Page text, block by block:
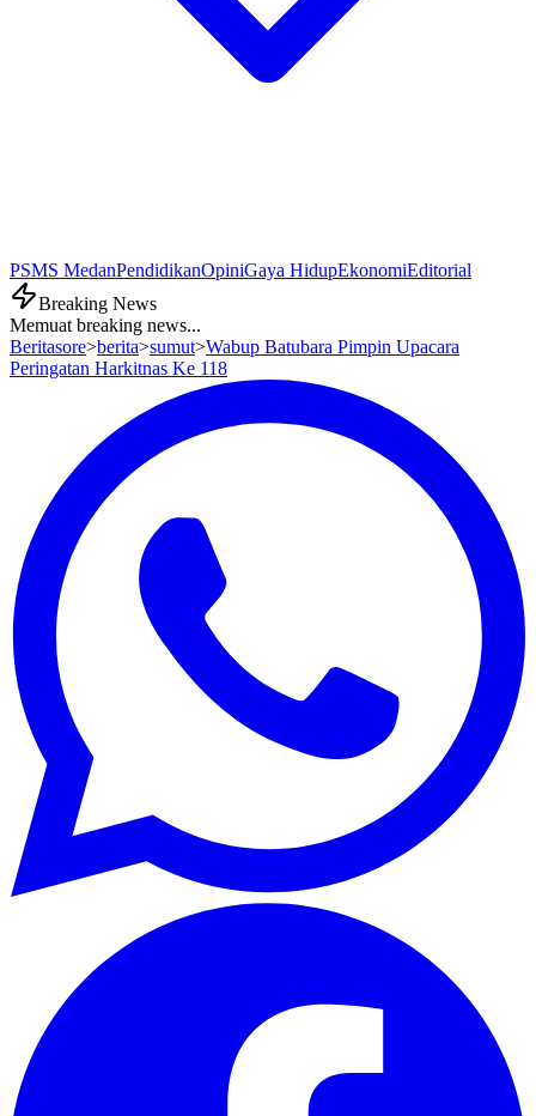
PSMS MedanPendidikanOpiniGaya HidupEkonomiEditorial
Breaking News
Memuat breaking news...
Beritasore>berita>sumut>Wabup Batubara Pimpin Upacara
Peringatan Harkitnas Ke 118